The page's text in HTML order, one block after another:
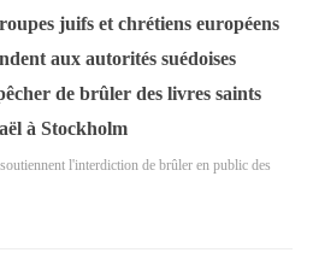
juifs et chrétiens européens
aux autorités suédoises
de brûler des livres saints
à Stockholm
l'interdiction de brûler en public des